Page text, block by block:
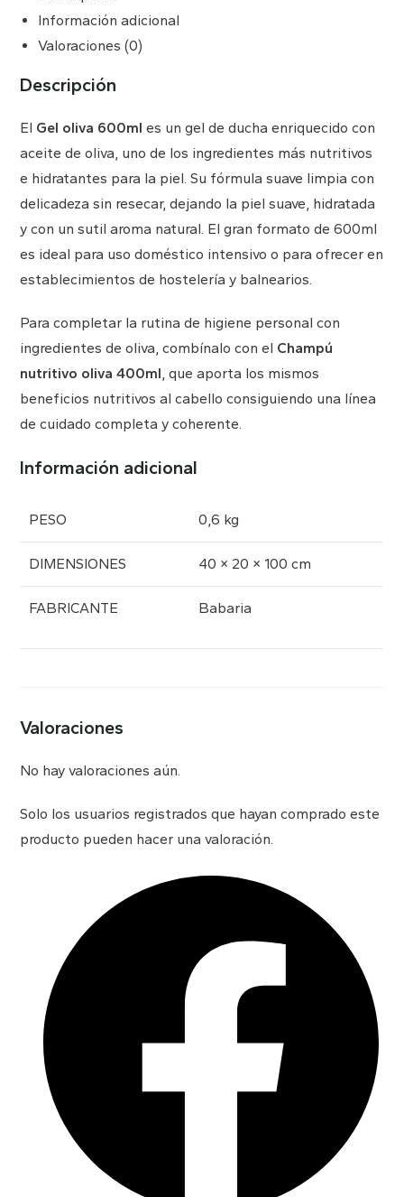
Información adicional
Valoraciones (0)
Descripción
El Gel oliva 600ml es un gel de ducha enriquecido con
aceite de oliva, uno de los ingredientes más nutritivos
e hidratantes para la piel. Su fórmula suave limpia con
delicadeza sin resecar, dejando la piel suave, hidratada
y con un sutil aroma natural. El gran formato de 600ml
es ideal para uso doméstico intensivo o para ofrecer en
establecimientos de hostelería y balnearios.
Para completar la rutina de higiene personal con
ingredientes de oliva, combínalo con el Champú
nutritivo oliva 400ml, que aporta los mismos
beneficios nutritivos al cabello consiguiendo una línea
de cuidado completa y coherente.
Información adicional
PESO 0,6 kg
DIMENSIONES 40 × 20 × 100 cm
FABRICANTE Babaria
Valoraciones
No hay valoraciones aún.
Solo los usuarios registrados que hayan comprado este
producto pueden hacer una valoración.
window